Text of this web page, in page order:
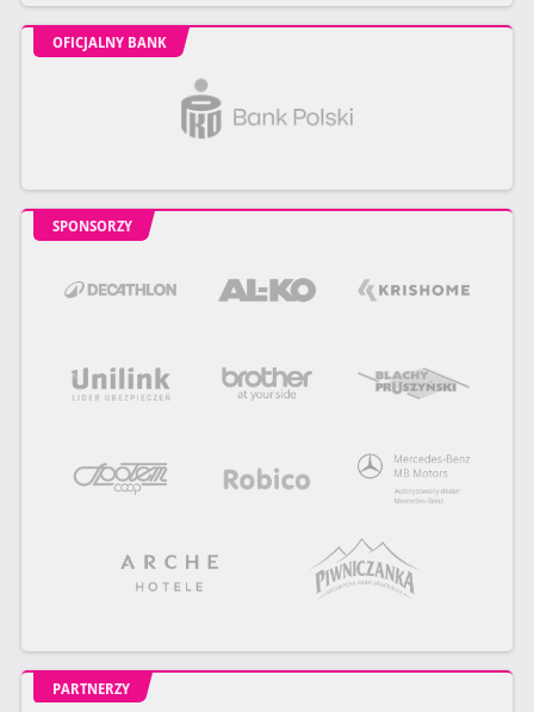
OFICJALNY BANK
SPONSORZY
PARTNERZY